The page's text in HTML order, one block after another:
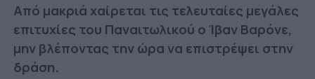
Από μακριά χαίρεται τις τελευταίες μεγάλες
επιτυχίες του Παναιτωλικού ο Ίβαν Βαρόνε,
μην βλέποντας την ώρα να επιστρέψει στην
δράση.